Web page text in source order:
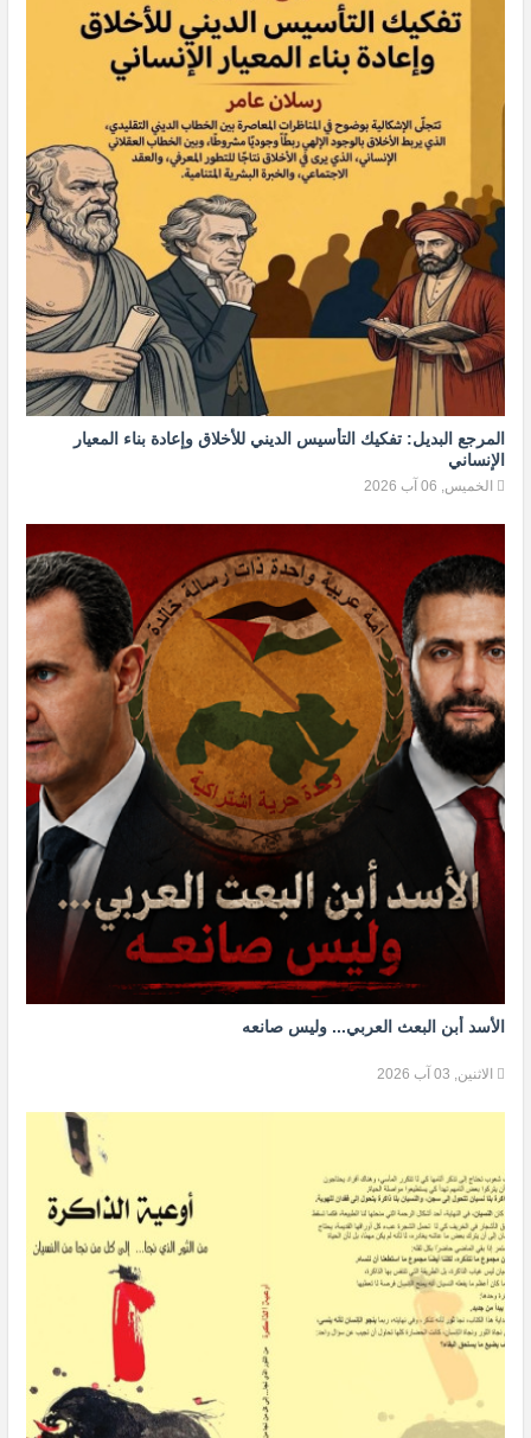
المرجع البديل: تفكيك التأسيس الديني للأخلاق وإعادة بناء المعيار
الإنساني
الخميس, 06 آب 2026
الأسد أبن البعث العربي... وليس صانعه
الاثنين, 03 آب 2026